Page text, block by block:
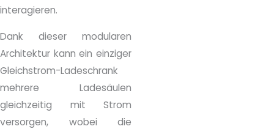
interagieren.
Dank dieser modularen
Architektur kann ein einziger
Gleichstrom-Ladeschrank
mehrere Ladesäulen
gleichzeitig mit Strom
versorgen, wobei die